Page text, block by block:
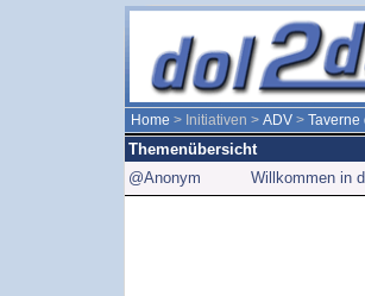
Home > Initiativen > ADV > Taverne
Themenübersicht
@Anonym
Willkommen in